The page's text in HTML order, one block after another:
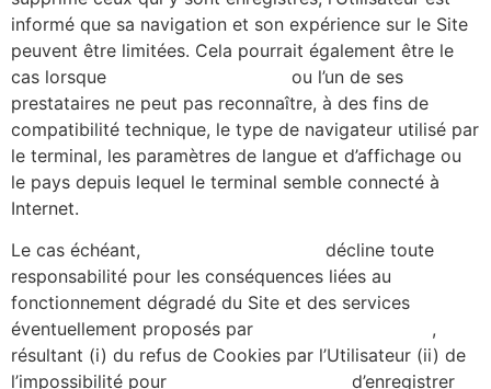
informé que sa navigation et son expérience sur le Site
peuvent être limitées. Cela pourrait également être le
cas lorsque
ou l’un de ses
prestataires ne peut pas reconnaître, à des fins de
compatibilité technique, le type de navigateur utilisé par
le terminal, les paramètres de langue et d’affichage ou
le pays depuis lequel le terminal semble connecté à
Internet.
Le cas échéant,
décline toute
responsabilité pour les conséquences liées au
fonctionnement dégradé du Site et des services
éventuellement proposés par
,
résultant (i) du refus de Cookies par l’Utilisateur (ii) de
l’impossibilité pour
d’enregistrer